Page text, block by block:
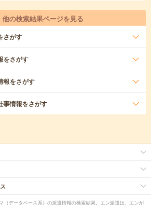
他の検索結果ページを見る
さがす
をさがす
報をさがす
事情報をさがす
（データベース系）の派遣情報の検索結果。エン派遣は、エンが